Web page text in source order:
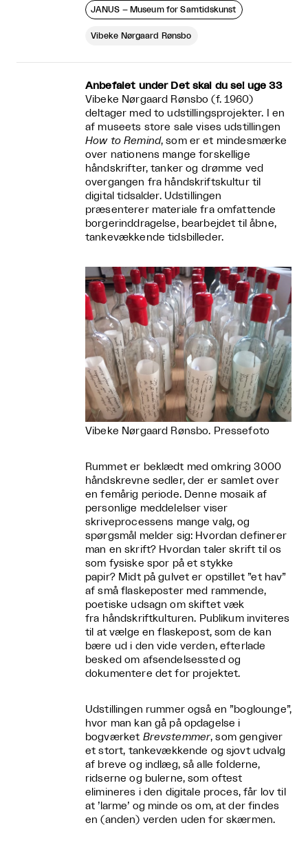
JANUS – Museum for Samtidskunst
Vibeke Nørgaard Rønsbo
Anbefalet under Det skal du se! uge 33
Vibeke Nørgaard Rønsbo (f. 1960)
deltager med to udstillingsprojekter. I en
af museets store sale vises udstillingen
How to Remind, som er et mindesmærke
over nationens mange forskellige
håndskrifter, tanker og drømme ved
overgangen fra håndskriftskultur til
digital tidsalder. Udstillingen
præsenterer materiale fra omfattende
borgerinddragelse, bearbejdet til åbne,
tankevækkende tidsbilleder.
Vibeke Nørgaard Rønsbo. Pressefoto
Rummet er beklædt med omkring 3000
håndskrevne sedler, der er samlet over
en femårig periode. Denne mosaik af
personlige meddelelser viser
skriveprocessens mange valg, og
spørgsmål melder sig: Hvordan definerer
man en skrift? Hvordan taler skrift til os
som fysiske spor på et stykke
papir? Midt på gulvet er opstillet ”et hav”
af små flaskeposter med rammende,
poetiske udsagn om skiftet væk
fra håndskriftkulturen. Publikum inviteres
til at vælge en flaskepost, som de kan
bære ud i den vide verden, efterlade
besked om afsendelsessted og
dokumentere det for projektet.
Udstillingen rummer også en ”boglounge”,
hvor man kan gå på opdagelse i
bogværket Brevstemmer, som gengiver
et stort, tankevækkende og sjovt udvalg
af breve og indlæg, så alle folderne,
ridserne og bulerne, som oftest
elimineres i den digitale proces, får lov til
at ’larme’ og minde os om, at der findes
en (anden) verden uden for skærmen.